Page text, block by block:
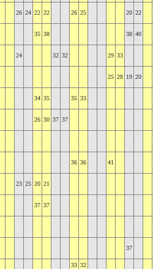
26 24 22 22 26 25 20 22
35 38 38 40
24 32 32 29 33
25 28 19 20
34 35 35 33
26 30 37 37
36 36 41
23 25 20 21
37 37
37
33 32